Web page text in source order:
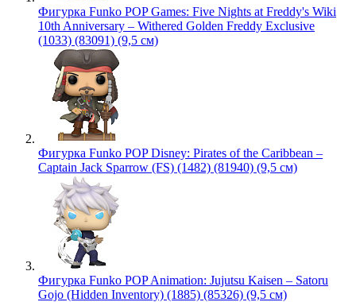
Фигурка Funko POP Games: Five Nights at Freddy's Wiki
10th Anniversary – Withered Golden Freddy Exclusive
(1033) (83091) (9,5 см)
Фигурка Funko POP Disney: Pirates of the Caribbean –
Captain Jack Sparrow (FS) (1482) (81940) (9,5 см)
Фигурка Funko POP Animation: Jujutsu Kaisen – Satoru
Gojo (Hidden Inventory) (1885) (85326) (9,5 см)